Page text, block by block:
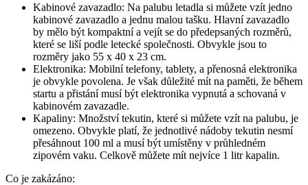
Kabinové zavazadlo: Na palubu letadla si můžete vzít jedno
kabinové zavazadlo a jednu malou tašku. Hlavní zavazadlo
by mělo být kompaktní a vejít se do předepsaných rozměrů,
které se liší podle letecké společnosti. Obvykle jsou to
rozměry jako 55 x 40 x 23 cm.
Elektronika: Mobilní telefony, tablety, a přenosná elektronika
je obvykle povolena. Je však důležité mít na paměti, že během
startu a přistání musí být elektronika vypnutá a schovaná v
kabinovém zavazadle.
Kapaliny: Množství tekutin, které si můžete vzít na palubu, je
omezeno. Obvykle platí, že jednotlivé nádoby tekutin nesmí
přesáhnout 100 ml a musí být umístěny v průhledném
zipovém vaku. Celkově můžete mít nejvíce 1 litr kapalin.
Co je zakázáno: